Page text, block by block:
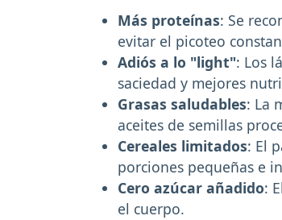
Más proteínas: Se
evitar el picoteo
Adiós a lo "light": Los
saciedad y mejores
Grasas saludables: La
aceites de semillas
Cereales limitados: El
porciones pequeñas e
Cero azúcar añadido:
el cuerpo.